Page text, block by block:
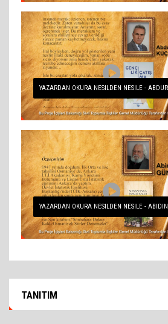
YAZARDAN OKURA NESILDEN NESILE -
YAZARDAN OKURA NESILDEN NESILE -
TANITIM